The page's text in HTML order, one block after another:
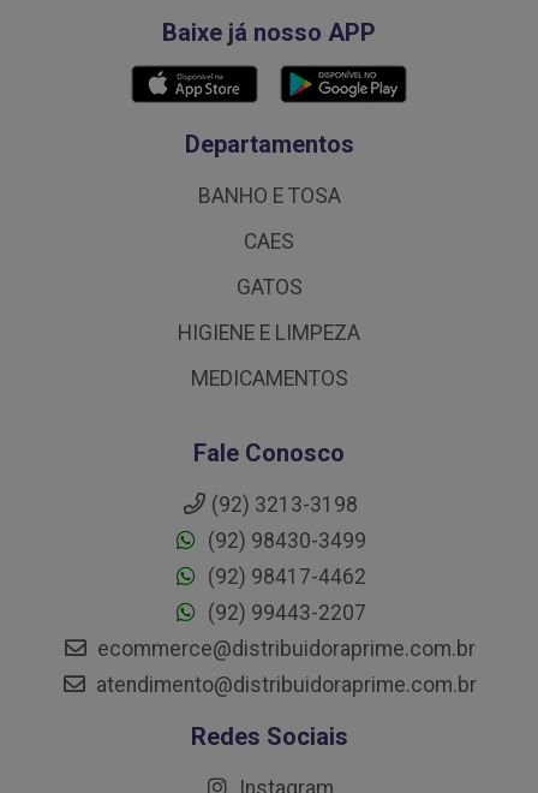
Baixe já nosso APP
Departamentos
BANHO E TOSA
CAES
GATOS
HIGIENE E LIMPEZA
MEDICAMENTOS
Fale Conosco
(92) 3213-3198
(92) 98430-3499
(92) 98417-4462
(92) 99443-2207
ecommerce@distribuidoraprime.com.br
atendimento@distribuidoraprime.com.br
Redes Sociais
Instagram